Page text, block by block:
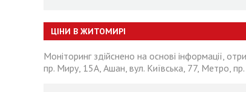
ЦІНИ В ЖИТОМИРІ
Моніторинг здійснено на основі інформації,
пр. Миру, 15А, Ашан, вул. Київська, 77, Метро,